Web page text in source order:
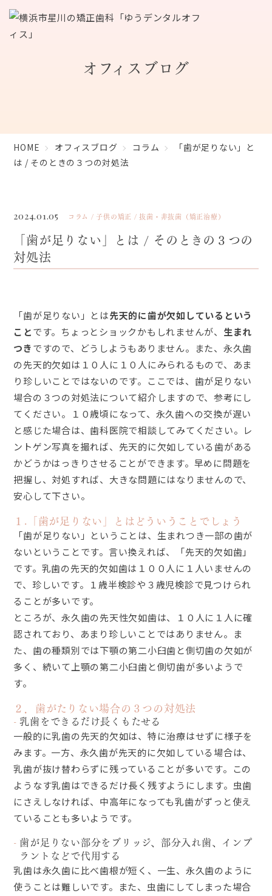
オフィスブログ
HOME オフィスブログ コラム
「歯が足りない」と
は / そのときの３つの対処法
2024.01.05 コラム 子供の矯正 抜歯・非抜歯（矯正治療）
「歯が足りない」とは / そのときの３つの
対処法
「歯が足りない」とは先天的に歯が欠如しているという
ことです。ちょっとショックかもしれませんが、 生まれ
つきですので、どうしようもありません。また、永久歯
の先天的欠如は１０人に１０人にみられるもので、あま
り珍しいことではないのです。ここでは、歯が足りない
場合の３つの対処法について紹介しますので、参考にし
てください。１０歳頃になって、永久歯への交換が遅い
と感じた場合は、歯科医院で相談してみてください。レ
ントゲン写真を撮れば、先天的に欠如している歯がある
かどうかはっきりさせることができます。早めに問題を
把握し、対処すれば、大きな問題にはなりませんので、
安心して下さい。
１.「歯が足りない」とはどういうことでしょう
「歯が足りない」ということは、生まれつき一部の歯が
ないということです。言い換えれば、「先天的欠如歯」
です。乳歯の先天的欠如歯は１００人に１人いませんの
で、珍しいです。１歳半検診や３歳児検診で見つけられ
ることが多いです。
ところが、永久歯の先天性欠如歯は、１０人に１人に確
認されており、あまり珍しいことではありません。ま
た、歯の種類別では下顎の第二小臼歯と側切歯の欠如が
多く、続いて上顎の第二小臼歯と側切歯が多いようで
す。
２．歯がたりない場合の３つの対処法
乳歯をできるだけ長くもたせる
一般的に乳歯の先天的欠如は、特に治療はせずに様子を
みます。一方、永久歯が先天的に欠如している場合は、
乳歯が抜け替わらずに残っていることが多いです。この
ようなす乳歯はできるだけ長く残すようにします。虫歯
にさえしなければ、中高年になっても乳歯がずっと使え
ていることも多いようです。
歯が足りない部分をブリッジ、部分入れ歯、インプ
ラントなどで代用する
乳歯は永久歯に比べ歯根が短く、一生、永久歯のように
使うことは難しいです。また、虫歯にしてしまった場合